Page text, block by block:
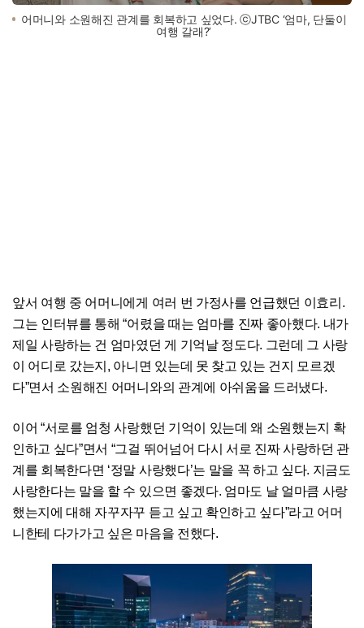
어머니와 소원해진 관계를 회복하고 싶었다. ⓒJTBC ‘엄마, 단둘이
여행 갈래?’
앞서 여행 중 어머니에게 여러 번 가정사를 언급했던 이효리.
그는 인터뷰를 통해 “어렸을 때는 엄마를 진짜 좋아했다. 내가
제일 사랑하는 건 엄마였던 게 기억날 정도다. 그런데 그 사랑
이 어디로 갔는지, 아니면 있는데 못 찾고 있는 건지 모르겠
다”면서 소원해진 어머니와의 관계에 아쉬움을 드러냈다.
이어 “서로를 엄청 사랑했던 기억이 있는데 왜 소원했는지 확
인하고 싶다”면서 “그걸 뛰어넘어 다시 서로 진짜 사랑하던 관
계를 회복한다면 ‘정말 사랑했다’는 말을 꼭 하고 싶다. 지금도
사랑한다는 말을 할 수 있으면 좋겠다. 엄마도 날 얼마큼 사랑
했는지에 대해 자꾸자꾸 듣고 싶고 확인하고 싶다”라고 어머
니한테 다가가고 싶은 마음을 전했다.